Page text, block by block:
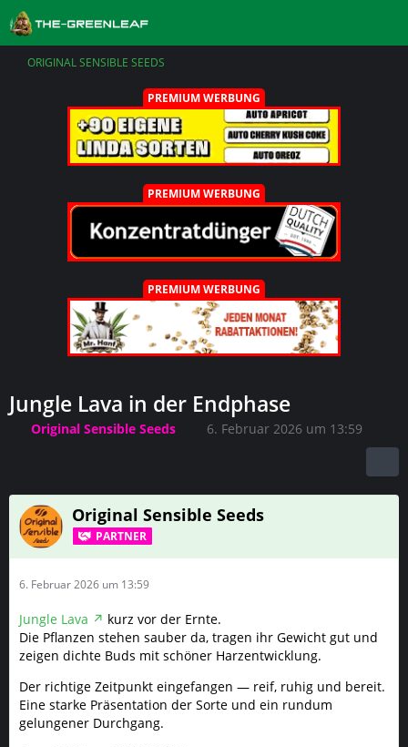
ORIGINAL SENSIBLE SEEDS
PREMIUM WERBUNG
PREMIUM WERBUNG
PREMIUM WERBUNG
Jungle Lava in der Endphase
Original Sensible Seeds 6. Februar 2026 um 13:59
Original Sensible Seeds
PARTNER
6. Februar 2026 um 13:59
Jungle Lava
kurz vor der Ernte.
Die Pflanzen stehen sauber da, tragen ihr Gewicht gut und
zeigen dichte Buds mit schöner Harzentwicklung.
Der richtige Zeitpunkt eingefangen — reif, ruhig und bereit.
Eine starke Präsentation der Sorte und ein rundum
gelungener Durchgang.